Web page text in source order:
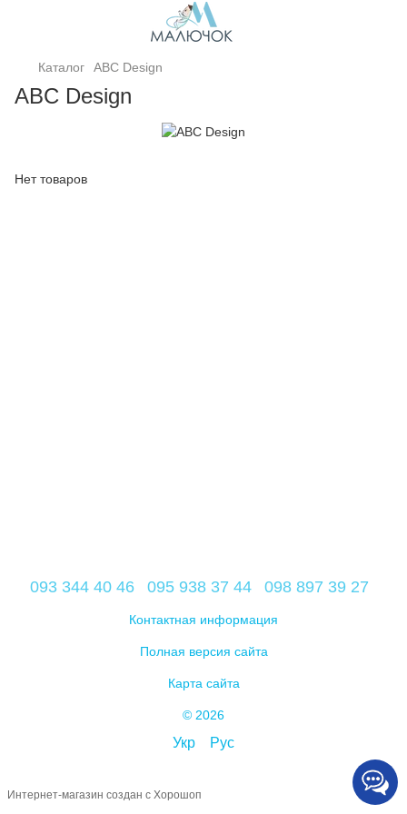
Каталог ABC Design
ABC Design
Нет товаров
093 344 40 46 095 938 37 44 098 897 39 27
Контактная информация
Полная версия сайта
Карта сайта
© 2026
Укр Рус
Интернет-магазин создан с Хорошоп